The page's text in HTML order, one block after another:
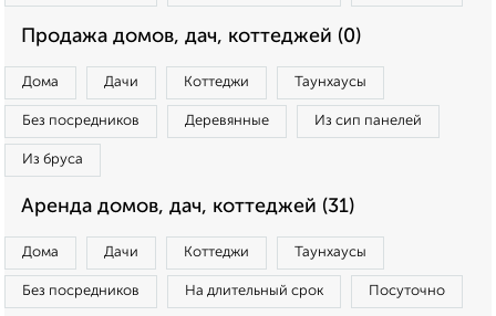
Продажа домов, дач, коттеджей (0)
Дома Дачи Коттеджи Таунхаусы
Без посредников Деревянные Из сип панелей
Из бруса
Аренда домов, дач, коттеджей (31)
Дома Дачи Коттеджи Таунхаусы
Без посредников На длительный срок Посуточно